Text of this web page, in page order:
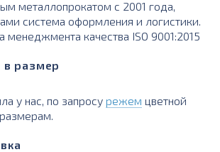
металлопрокатом с 2001 года,
система оформления и логистики.
менеджмента качества ISO 9001:2015
в размер
у нас, по запросу режем цветной